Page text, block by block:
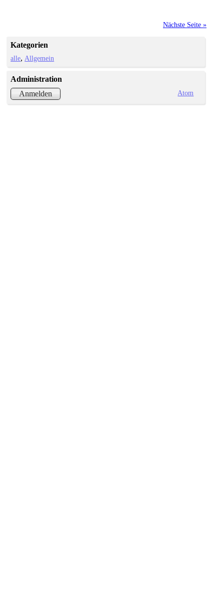
Nächste Seite »
Kategorien
alle Allgemein
Administration
Anmelden
Atom